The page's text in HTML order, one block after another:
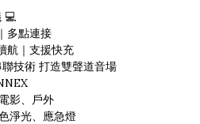
💻
多點連接
航｜支援快充
技術 打造雙聲道音場
影、戶外
淨光、應急燈